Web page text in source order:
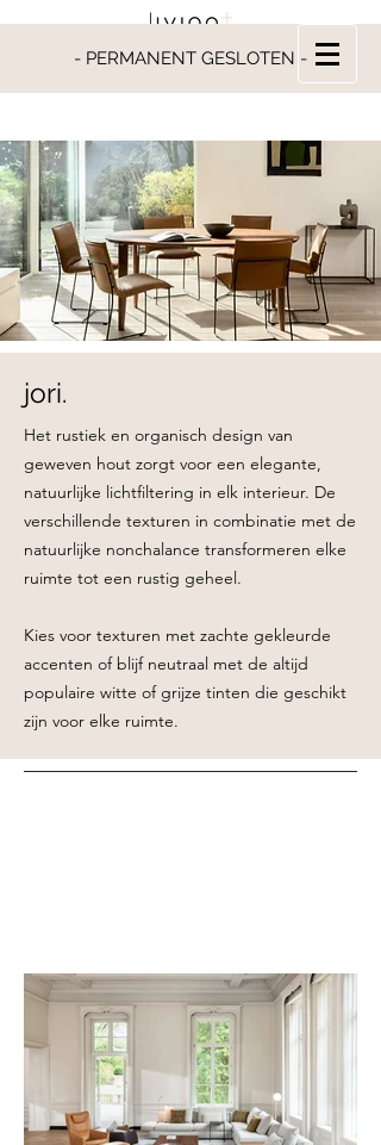
- PERMANENT GESLOTEN -
jori.
Het rustiek en organisch design van
geweven hout zorgt voor een elegante,
natuurlijke lichtfiltering in elk interieur. De
verschillende texturen in combinatie met de
natuurlijke nonchalance transformeren elke
ruimte tot een rustig geheel.
Kies voor texturen met zachte gekleurde
accenten of blijf neutraal met de altijd
populaire witte of grijze tinten die geschikt
zijn voor elke ruimte.